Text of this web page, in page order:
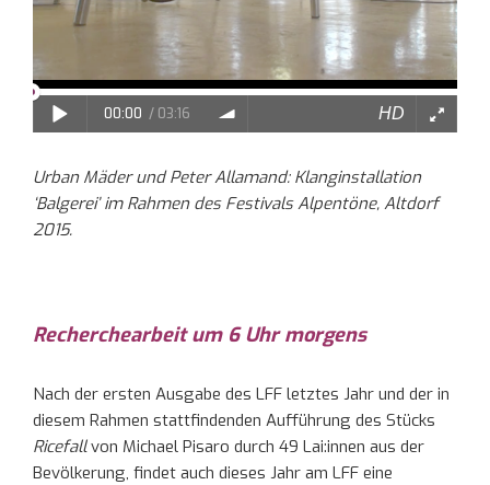
Urban Mäder und Peter Allamand: Klanginstallation
‘Balgerei’ im Rahmen des Festivals Alpentöne, Altdorf
2015.
Recherchearbeit um 6 Uhr morgens
Nach der ersten Ausgabe des LFF letztes Jahr und der in
diesem Rahmen stattfindenden Aufführung des Stücks
Ricefallvon Michael Pisaro durch 49 Lai:innen aus der
Bevölkerung, findet auch dieses Jahr am LFF eine